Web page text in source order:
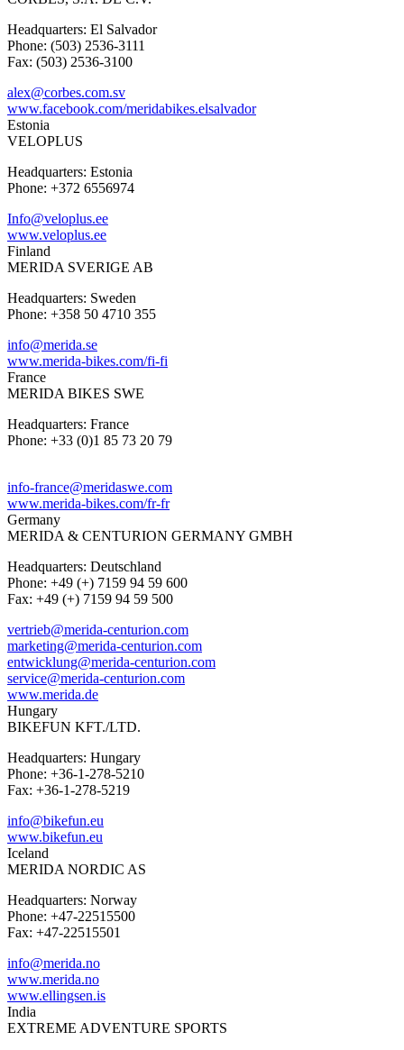
Headquarters: El Salvador
Phone: (503) 2536-3111
Fax: (503) 2536-3100
alex@corbes.com.sv
www.facebook.com/meridabikes.elsalvador
Estonia
VELOPLUS
Headquarters: Estonia
Phone: +372 6556974
Info@veloplus.ee
www.veloplus.ee
Finland
MERIDA SVERIGE AB
Headquarters: Sweden
Phone: +358 50 4710 355
info@merida.se
www.merida-bikes.com/fi-fi
France
MERIDA BIKES SWE
Headquarters: France
Phone: +33 (0)1 85 73 20 79
info-france@meridaswe.com
www.merida-bikes.com/fr-fr
Germany
MERIDA & CENTURION GERMANY GMBH
Headquarters: Deutschland
Phone: +49 (+) 7159 94 59 600
Fax: +49 (+) 7159 94 59 500
vertrieb@merida-centurion.com
marketing@merida-centurion.com
entwicklung@merida-centurion.com
service@merida-centurion.com
www.merida.de
Hungary
BIKEFUN KFT./LTD.
Headquarters: Hungary
Phone: +36-1-278-5210
Fax: +36-1-278-5219
info@bikefun.eu
www.bikefun.eu
Iceland
MERIDA NORDIC AS
Headquarters: Norway
Phone: +47-22515500
Fax: +47-22515501
info@merida.no
www.merida.no
www.ellingsen.is
India
EXTREME ADVENTURE SPORTS